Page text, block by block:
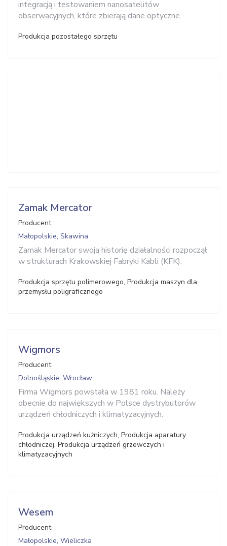
integracją i testowaniem nanosatelitów
obserwacyjnych, które zbierają dane optyczne.
Produkcja pozostałego sprzętu
Zamak Mercator
Producent
Małopolskie, Skawina
Zamak Mercator swoją historię działalności rozpoczął
w strukturach Krakowskiej Fabryki Kabli (KFK).
Produkcja sprzętu polimerowego, Produkcja maszyn dla
przemysłu poligraficznego
Wigmors
Producent
Dolnośląskie, Wrocław
Firma Wigmors powstała w 1981 roku. Należy
obecnie do największych w Polsce dystrybutorów
urządzeń chłodniczych i klimatyzacyjnych.
Produkcja urządzeń kuźniczych, Produkcja aparatury
chłodniczej, Produkcja urządzeń grzewczych i
klimatyzacyjnych
Wesem
Producent
Małopolskie, Wieliczka